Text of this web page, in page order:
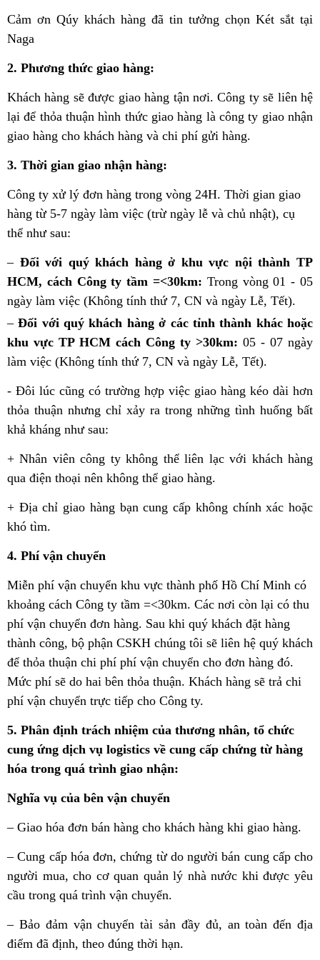
Cảm ơn Qúy khách hàng đã tin tưởng chọn Két sắt tại
Naga
2. Phương thức giao hàng:
Khách hàng sẽ được giao hàng tận nơi. Công ty sẽ liên hệ
lại để thỏa thuận hình thức giao hàng là công ty giao nhận
giao hàng cho khách hàng và chi phí gửi hàng.
3. Thời gian giao nhận hàng:
Công ty xử lý đơn hàng trong vòng 24H. Thời gian giao
hàng từ 5-7 ngày làm việc (trừ ngày lễ và chủ nhật), cụ
thể như sau:
– Đối với quý khách hàng ở khu vực nội thành TP
HCM, cách Công ty tầm =<30km: Trong vòng 01 - 05
ngày làm việc (Không tính thứ 7, CN và ngày Lễ, Tết).
–Đối với quý khách hàng ở các tỉnh thành khác hoặc
khu vực TP HCM cách Công ty >30km: 05 - 07 ngày
làm việc (Không tính thứ 7, CN và ngày Lễ, Tết).
- Đôi lúc cũng có trường hợp việc giao hàng kéo dài hơn
thỏa thuận nhưng chỉ xảy ra trong những tình huống bất
khả kháng như sau:
+ Nhân viên công ty không thể liên lạc với khách hàng
qua điện thoại nên không thể giao hàng.
+ Địa chỉ giao hàng bạn cung cấp không chính xác hoặc
khó tìm.
4. Phí vận chuyển
Miễn phí vận chuyển khu vực thành phố Hồ Chí Minh có
khoảng cách Công ty tầm =<30km. Các nơi còn lại có thu
phí vận chuyển đơn hàng. Sau khi quý khách đặt hàng
thành công, bộ phận CSKH chúng tôi sẽ liên hệ quý khách
để thỏa thuận chi phí phí vận chuyển cho đơn hàng đó.
Mức phí sẽ do hai bên thỏa thuận. Khách hàng sẽ trả chi
phí vận chuyển trực tiếp cho Công ty.
5. Phân định trách nhiệm của thương nhân, tổ chức
cung ứng dịch vụ logistics về cung cấp chứng từ hàng
hóa trong quá trình giao nhận:
Nghĩa vụ của bên vận chuyển
– Giao hóa đơn bán hàng cho khách hàng khi giao hàng.
– Cung cấp hóa đơn, chứng từ do người bán cung cấp cho
người mua, cho cơ quan quản lý nhà nước khi được yêu
cầu trong quá trình vận chuyển.
– Bảo đảm vận chuyển tài sản đầy đủ, an toàn đến địa
điểm đã định, theo đúng thời hạn.